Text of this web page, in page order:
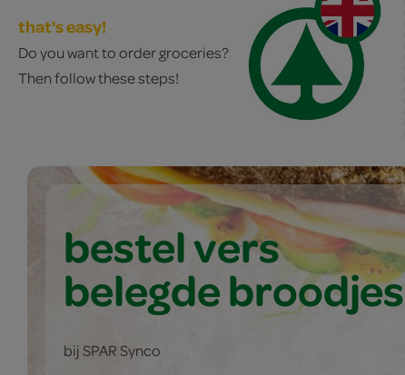
that's easy!
Do you want to order groceries?
Then follow these steps!
bestel vers
belegde broodjes
bij SPAR Synco